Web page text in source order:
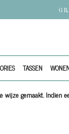
TASSEN
gemaakt. Indien